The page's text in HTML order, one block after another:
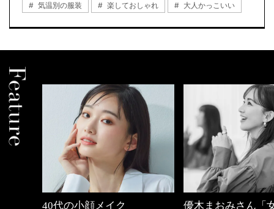
気温別の服装
楽しておしゃれ 大人かっこいい
優木まおみさん「女の時間
【ワーママのきれ